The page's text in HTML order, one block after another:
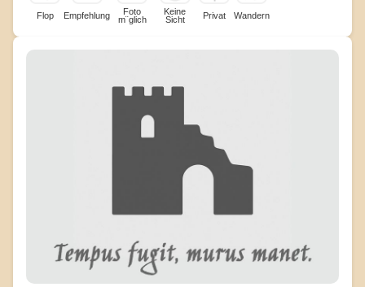
Flop Empfehlung
Foto
m¨glich
Keine
Sicht
Privat Wandern